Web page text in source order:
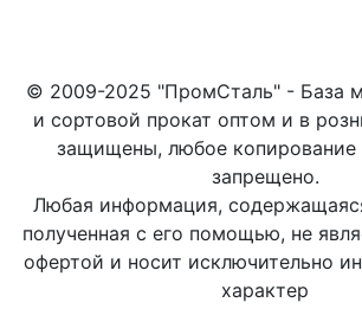
© 2009-2025 "ПромСталь" - База
и сортовой прокат оптом и в
защищены, любое копирование
запрещено.
Любая информация,
полученная с его помощью, не
офертой и носит исключительно
характер